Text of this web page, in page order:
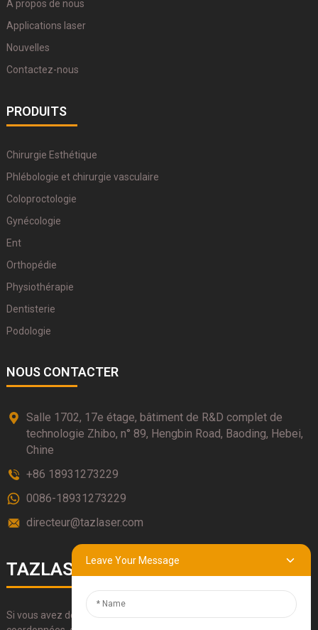
À propos de nous
Applications laser
Nouvelles
Contactez-nous
PRODUITS
Chirurgie Esthétique
Phlébologie et chirurgie vasculaire
Coloproctologie
Gynécologie
Ent
Orthopédie
Physiothérapie
Dentisterie
Podologie
NOUS CONTACTER
Salle 1702, 17e étage, bâtiment de R&D complet de
technologie Zhibo, n° 89, Hengbin Road, Baoding, Hebei,
Chine
+86 18931273229
0086-18931273229
directeur@tazlaser.com
TAZLASERS
Si vous avez des questions sur nos produits, veuillez utiliser nos
Leave Your Message